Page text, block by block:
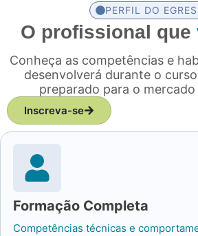
PERFIL DO
O profissional que
Conheça as competências e
desenvolverá durante o
preparado para o
Inscreva-se
Formação Completa
Competências técnicas e